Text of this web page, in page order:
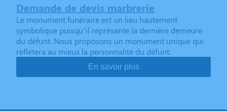
Demande de devis marbrerie
Le monument funéraire est un lieu hautement
symbolique puisqu’il représente la dernière demeure
du défunt. Nous proposons un monument unique qui
reflétera au mieux la personnalité du défunt.
En savoir plus